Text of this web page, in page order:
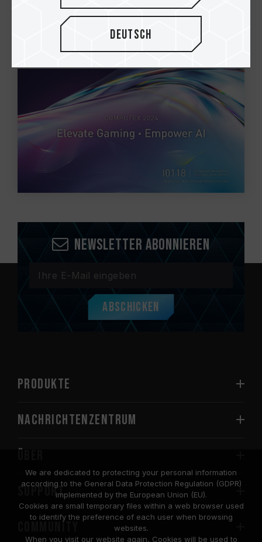
TEAMGROUP setzt auf der Computex
2024 neue Maßstäbe - Elevate Gaming
. Empower AI
Newsletter abonnieren
Abschicken
PRODUKTE
Nachrichtenzentrum
Über
SUPPORT
COMMUNITY
Deutsch
We are dedicated to protecting your personal information
according to the General Data Protection Regulation (GDPR)
implemented by the European Union (EU).
Cookies are small temporary files within a web browser used
to identify the preference of each user when browsing
websites.
When you visit our website again, Cookies will be used to